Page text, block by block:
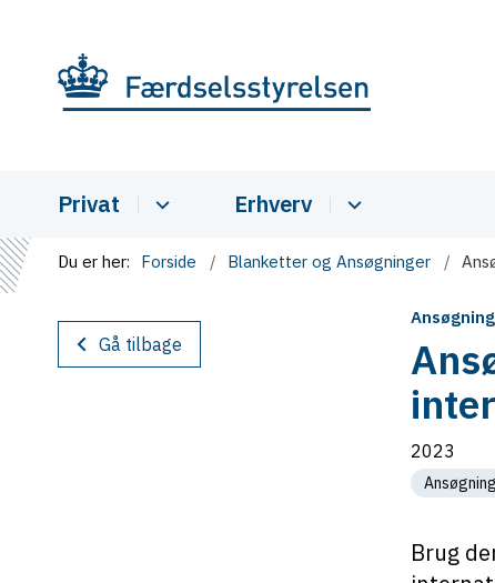
Privat Erhverv
Du er her: Forside Blanketter og Ansøgninger
Gå tilbage
Ansøgning
2023
Ansøgning
Brug